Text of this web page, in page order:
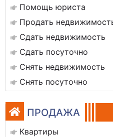
Помощь юриста
Продать
Сдать недвижимость
Сдать посуточно
Снять недвижимость
Снять посуточно
ПРОДАЖА
Квартиры